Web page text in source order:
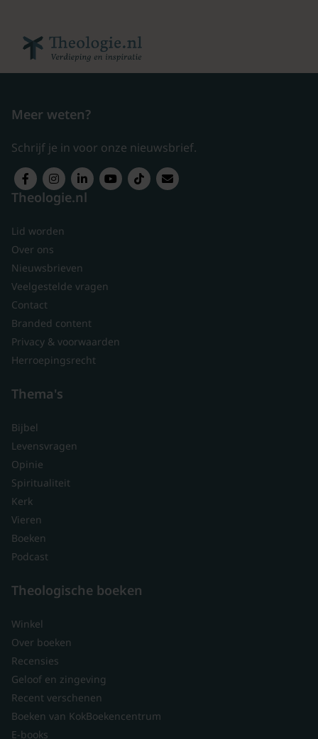
Meer weten?
Schrijf je in voor onze nieuwsbrief.
Theologie.nl
Lid worden
Over ons
Nieuwsbrieven
Veelgestelde vragen
Contact
Branded content
Privacy & voorwaarden
Herroepingsrecht
Thema's
Bijbel
Levensvragen
Opinie
Spiritualiteit
Kerk
Vieren
Boeken
Podcast
Theologische boeken
Winkel
Over boeken
Recensies
Geloof en zingeving
Recent verschenen
Boeken van KokBoekencentrum
E-books